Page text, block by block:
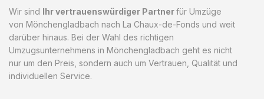
Wir sind Ihr vertrauenswürdiger Partnerfür Umzüge
von Mönchengladbach nach La Chaux-de-Fonds und weit
darüber hinaus. Bei der Wahl des richtigen
Umzugsunternehmens in Mönchengladbach geht es nicht
nur um den Preis, sondern auch um Vertrauen, Qualität und
individuellen Service.